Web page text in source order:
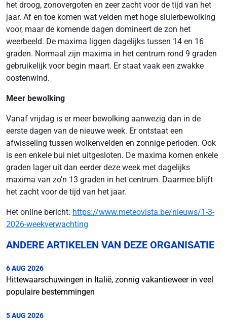
het droog, zonovergoten en zeer zacht voor de tijd van het
jaar. Af en toe komen wat velden met hoge sluierbewolking
voor, maar de komende dagen domineert de zon het
weerbeeld. De maxima liggen dagelijks tussen 14 en 16
graden. Normaal zijn maxima in het centrum rond 9 graden
gebruikelijk voor begin maart. Er staat vaak een zwakke
oostenwind.
Meer bewolking
Vanaf vrijdag is er meer bewolking aanwezig dan in de
eerste dagen van de nieuwe week. Er ontstaat een
afwisseling tussen wolkenvelden en zonnige perioden. Ook
is een enkele bui niet uitgesloten. De maxima komen enkele
graden lager uit dan eerder deze week met dagelijks
maxima van zo'n 13 graden in het centrum. Daarmee blijft
het zacht voor de tijd van het jaar.
Het online bericht: https://www.meteovista.be/nieuws/1-3-
2026-weekverwachting
ANDERE ARTIKELEN VAN DEZE ORGANISATIE
6 AUG 2026
Hittewaarschuwingen in Italië, zonnig vakantieweer in veel
populaire bestemmingen
5 AUG 2026